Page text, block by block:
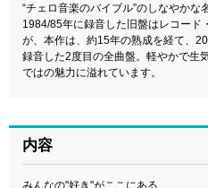
“チェロ音楽のバイブル”のしなやか
1984/85年に録音した旧盤はレコード
が、本作は、約15年の熟成を経て、
録音した2度目の全曲盤。軽やかで生
ではの魅力に溢れています。
内容
みんなの"好き"がここにある